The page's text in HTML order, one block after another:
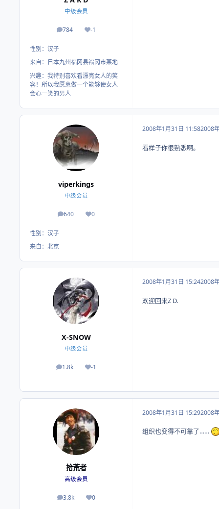
中级会员
784
帖子 -1
荣誉积分
性别： 汉子
来自： 日本九州福冈县福冈市某地
兴趣： 我特别喜欢看漂亮女人的笑
容！所以我愿意做一个能够使女人
会心一笑的男人
viperkings
中级会员
640
帖子 0
荣誉积分
性别： 汉子
来自： 北京
2008年1月31日 11:582008
看样子你很熟悉啊。
X-SNOW
中级会员
1.8k
帖子 -1
荣誉积分
2008年1月31日 15:242008
欢迎回来Z D.
拾荒者
高级会员
3.8k
帖子 0
荣誉积分
2008年1月31日 15:292008
组织也变得不可靠了……